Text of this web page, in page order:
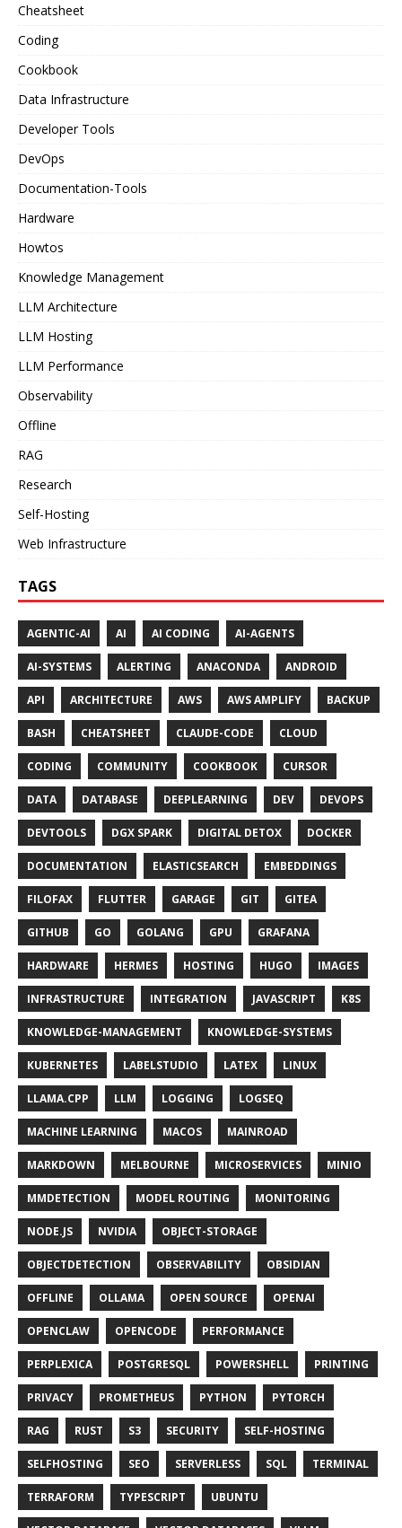
Cheatsheet
Coding
Cookbook
Data Infrastructure
Developer Tools
DevOps
Documentation-Tools
Hardware
Howtos
Knowledge Management
LLM Architecture
LLM Hosting
LLM Performance
Observability
Offline
RAG
Research
Self-Hosting
Web Infrastructure
TAGS
AGENTIC-AI AI AI CODING AI-AGENTS
AI-SYSTEMS ALERTING ANACONDA ANDROID
API ARCHITECTURE AWS AWS AMPLIFY BACKUP
BASH CHEATSHEET CLAUDE-CODE CLOUD
CODING COMMUNITY COOKBOOK CURSOR
DATA DATABASE DEEPLEARNING DEV DEVOPS
DEVTOOLS DGX SPARK DIGITAL DETOX DOCKER
DOCUMENTATION ELASTICSEARCH EMBEDDINGS
FILOFAX FLUTTER GARAGE GIT GITEA
GITHUB GO GOLANG GPU GRAFANA
HARDWARE HERMES HOSTING HUGO IMAGES
INFRASTRUCTURE INTEGRATION JAVASCRIPT K8S
KNOWLEDGE-MANAGEMENT KNOWLEDGE-SYSTEMS
KUBERNETES LABELSTUDIO LATEX LINUX
LLAMA.CPP LLM LOGGING LOGSEQ
MACHINE LEARNING MACOS MAINROAD
MARKDOWN MELBOURNE MICROSERVICES MINIO
MMDETECTION MODEL ROUTING MONITORING
NODE.JS NVIDIA OBJECT-STORAGE
OBJECTDETECTION OBSERVABILITY OBSIDIAN
OFFLINE OLLAMA OPEN SOURCE OPENAI
OPENCLAW OPENCODE PERFORMANCE
PERPLEXICA POSTGRESQL POWERSHELL PRINTING
PRIVACY PROMETHEUS PYTHON PYTORCH
RAG RUST S3 SECURITY SELF-HOSTING
SELFHOSTING SEO SERVERLESS SQL TERMINAL
TERRAFORM TYPESCRIPT UBUNTU